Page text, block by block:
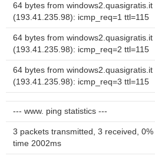
64 bytes from windows2.quasigratis.it
(193.41.235.98): icmp_req=1 ttl=115
64 bytes from windows2.quasigratis.it
(193.41.235.98): icmp_req=2 ttl=115
64 bytes from windows2.quasigratis.it
(193.41.235.98): icmp_req=3 ttl=115
--- www. ping statistics ---
3 packets transmitted, 3 received, 0%
time 2002ms